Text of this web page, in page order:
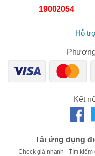
19002054
Hỗ
Kết
Tải ứng dụng
Check giá nhanh - Tìm kiếm